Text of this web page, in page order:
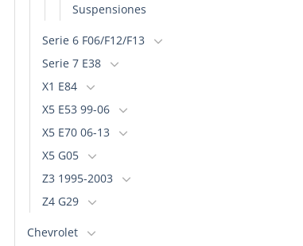
Suspensiones
Serie 6 F06/F12/F13
Serie 7 E38
X1 E84
X5 E53 99-06
X5 E70 06-13
X5 G05
Z3 1995-2003
Z4 G29
Chevrolet